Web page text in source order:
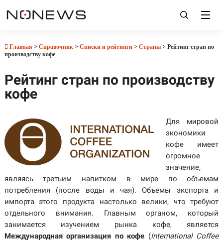
Главная > Справочник> Списки и рейтинги> Страны> Рейтинг стран по
производству кофе
Рейтинг стран по производству
кофе
Для мировой
экономики
кофе имеет
огромное
значение,
являясь третьим напитком в мире по объемам
потребления (после воды и чая). Объемы экспорта и
импорта этого продукта настолько велики, что требуют
отдельного внимания. Главным органом, который
занимается изучением рынка кофе, является
Международная организация по кофе (International Coffee